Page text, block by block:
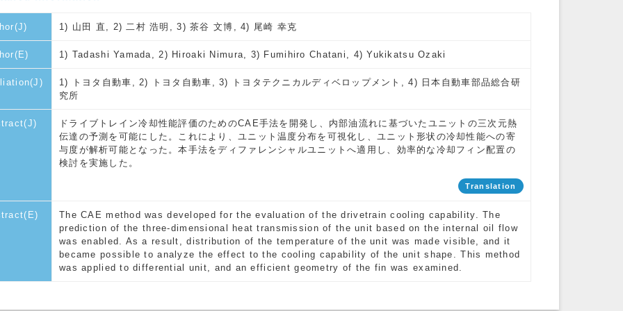
1) 山田 直, 2) 二村 浩明, 3) 茶谷 文博, 4) 尾崎 幸克
1) Tadashi Yamada, 2) Hiroaki Nimura, 3) Fumihiro Chatani, 4) Yukikatsu Ozaki
1) トヨタ自動車, 2) トヨタ自動車, 3) トヨタテクニカルディベロップメント, 4) 日本自動車部品総合研
究所
ドライブトレイン冷却性能評価のためのCAE手法を開発し、内部油流れに基づいたユニットの三次元熱
伝達の予測を可能にした。これにより、ユニット温度分布を可視化し、ユニット形状の冷却性能への寄
与度が解析可能となった。本手法をディファレンシャルユニットへ適用し、効率的な冷却フィン配置の
検討を実施した。
Translation
The CAE method was developed for the evaluation of the drivetrain cooling capability. The
prediction of the three-dimensional heat transmission of the unit based on the internal oil flow
was enabled. As a result, distribution of the temperature of the unit was made visible, and it
became possible to analyze the effect to the cooling capability of the unit shape. This method
was applied to differential unit, and an efficient geometry of the fin was examined.